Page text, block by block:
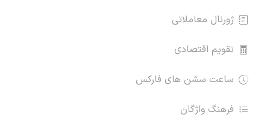
ژورنال معاملاتی
تقویم اقتصادی
ساعت سشن های فارکس
فرهنگ واژگان